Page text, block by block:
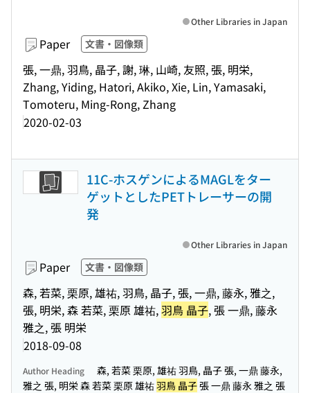
Paper 文書・図像類
張, 一鼎, 羽鳥, 晶子, 謝, 琳, 山崎, 友照, 張, 明栄,
Zhang, Yiding, Hatori, Akiko, Xie, Lin, Yamasaki,
Tomoteru, Ming-Rong, Zhang
2020-02-03
Other Libraries in Japan
11C-ホスゲンによるMAGLをター
ゲットとしたPETトレーサーの開
発
Paper 文書・図像類
森, 若菜, 栗原, 雄祐, 羽鳥, 晶子, 張, 一鼎, 藤永, 雅之,
張, 明栄, 森 若菜, 栗原 雄祐,羽鳥 晶子, 張 一鼎, 藤永
雅之, 張 明栄
2018-09-08
Other Libraries in Japan
Author Heading
森, 若菜 栗原, 雄祐 羽鳥, 晶子 張, 一鼎 藤永,
雅之 張, 明栄 森 若菜 栗原 雄祐羽鳥 晶子張 一鼎 藤永 雅之 張